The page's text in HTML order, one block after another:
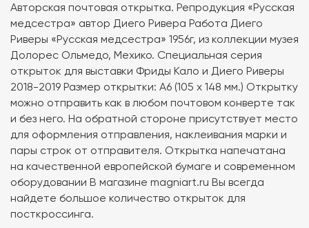
Авторская почтовая открытка. Репродукция «Русская
медсестра» автор Диего Ривера Работа Диего
Риверы «Русская медсестра» 1956г, из коллекции музея
Долорес Ольмедо, Мехико. Специальная серия
открыток для выставки Фриды Кало и Диего Риверы
2018-2019 Размер открытки: А6 (105 х 148 мм.) Открытку
можно отправить как в любом почтовом конверте так
и без него. На обратной стороне присутствует место
для оформления отправления, наклеивания марки и
пары строк от отправителя. Открытка напечатана
на качественной европейской бумаге и современном
оборудовании В магазине magniart.ru Вы всегда
найдете большое количество открыток для
посткроссинга.